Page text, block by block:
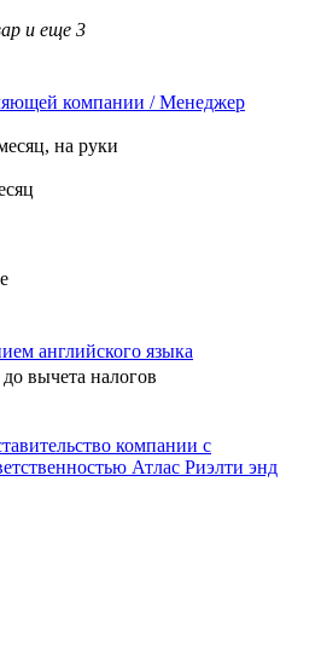
и еще 3
компании / Менеджер
на руки
английского языка
до вычета налогов
компании с
Атлас Риэлти энд